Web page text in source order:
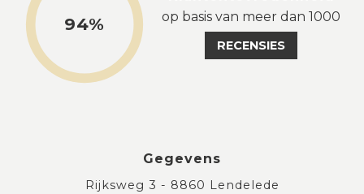
94%
op basis van meer dan 1000
RECENSIES
Gegevens
Rijksweg 3 - 8860 Lendelede